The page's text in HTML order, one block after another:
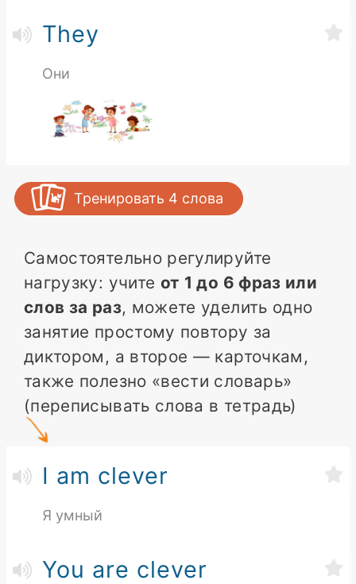
They
Они
Тренировать 4 слова
Самостоятельно регулируйте
нагрузку: учите от 1 до 6 фраз или
слов за раз, можете уделить одно
занятие простому повтору за
диктором, а второе — карточкам,
также полезно «вести словарь»
(переписывать слова в тетрадь)
I am clever
Я умный
You are clever